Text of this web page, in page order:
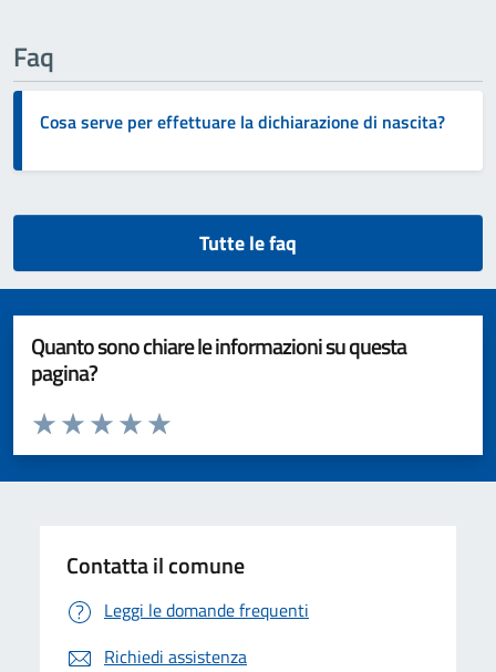
Faq
Cosa serve per effettuare la dichiarazione di nascita?
Tutte le faq
Quanto sono chiare le informazioni su questa
pagina?
Valuta da 1 a 5 stelle la pagina
Valuta 5 stelle su 5
Valuta 4 stelle su 5
Valuta 3 stelle su 5
Valuta 2 stelle su 5
Valuta 1 stelle su 5
Contatta il comune
Leggi le domande frequenti
Richiedi assistenza